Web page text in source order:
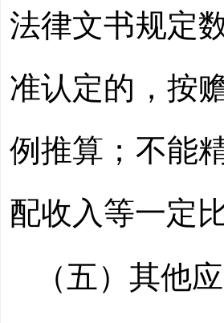
法律文书规定
准认定的，按
例推算；不能
配收入等一定
（五）其他